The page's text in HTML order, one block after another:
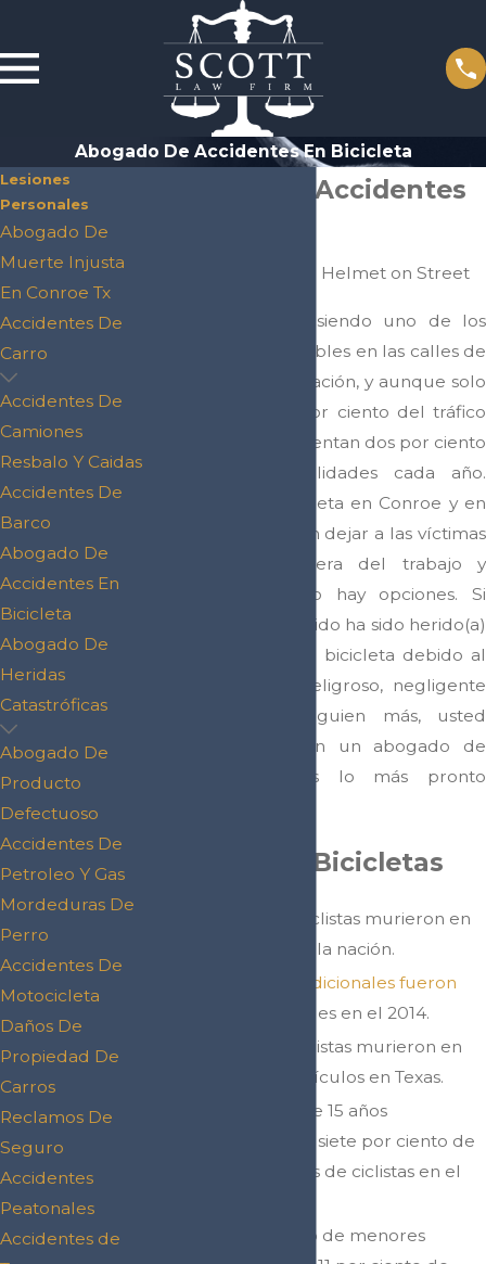
Abogado De Accidentes En Bicicleta
Abogado de Accidentes
Ciclistas continúan siendo uno de los
grupos más vulnerables en las calles de
Texas y en toda la nación, y aunque solo
representan uno por ciento del tráfico
en las calles, representan dos por ciento
de todas las fatalidades cada año.
Accidentes en bicicleta en Conroe y en
todo el país pueden dejar a las víctimas
en el hospital, fuera del trabajo y
sintiéndose que no hay opciones. Si
usted o un ser querido ha sido herido(a)
en un accidente de bicicleta debido al
comportamiento peligroso, negligente
o distraído de alguien más, usted
necesita hablar con un abogado de
heridas personales lo más pronto
Choques en Bicicletas
En el 2014, 726 ciclistas murieron en
choques en toda la nación.
ciclistas adicionales fueron
en choques en el 2014.
En el 2014, 50 ciclistas murieron en
choques con vehículos en Texas.
Niños menores de 15 años
representaron el siete por ciento de
todas las muertes de ciclistas en el
Ese mismo grupo de menores
Lesiones
Personales
Abogado De
Muerte Injusta
En Conroe Tx
Accidentes De
Carro
Accidentes De
Camiones
Resbalo Y Caidas
Accidentes De
Barco
Abogado De
Accidentes En
Bicicleta
Abogado De
Heridas
Catastróficas
Abogado De
Producto
Defectuoso
Accidentes De
Petroleo Y Gas
Mordeduras De
Perro
Accidentes De
Motocicleta
Daños De
Propiedad De
Carros
Reclamos De
Seguro
Accidentes
Peatonales
Accidentes de